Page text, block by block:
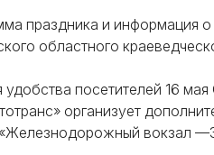
праздника и информация
областного
удобства посетителей 16
организует
вокзал